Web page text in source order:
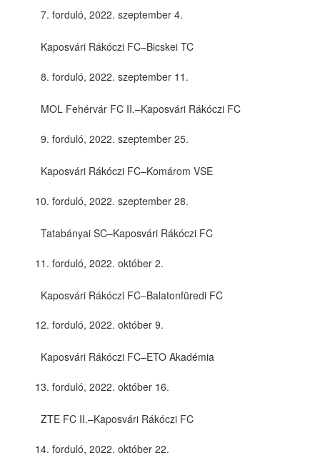
forduló, 2022. szeptember 4.
Kaposvári Rákóczi FC–Bicskei TC
forduló, 2022. szeptember 11.
MOL Fehérvár FC II.–Kaposvári Rákóczi FC
forduló, 2022. szeptember 25.
Kaposvári Rákóczi FC–Komárom VSE
forduló, 2022. szeptember 28.
Tatabányai SC–Kaposvári Rákóczi FC
forduló, 2022. október 2.
Kaposvári Rákóczi FC–Balatonfüredi FC
forduló, 2022. október 9.
Kaposvári Rákóczi FC–ETO Akadémia
forduló, 2022. október 16.
ZTE FC II.–Kaposvári Rákóczi FC
forduló, 2022. október 22.